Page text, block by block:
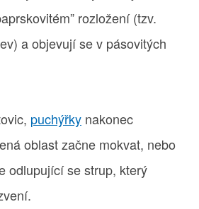
rozložení (tzv.
a objevují se v pásovitých
puchýřky nakonec
oblast začne mokvat, nebo
odlupující se strup, který